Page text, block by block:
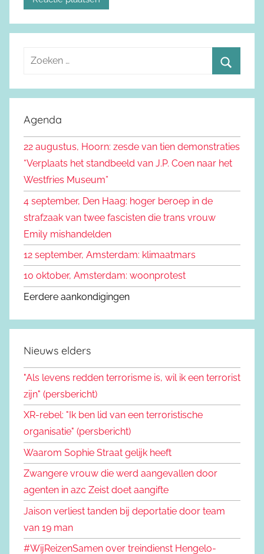
e
e
n
r
:
o
e
n
Agenda
22 augustus, Hoorn: zesde van tien demonstraties
“Verplaats het standbeeld van J.P. Coen naar het
Westfries Museum”
4 september, Den Haag: hoger beroep in de
strafzaak van twee fascisten die trans vrouw
Emily mishandelden
12 september, Amsterdam: klimaatmars
10 oktober, Amsterdam: woonprotest
Eerdere aankondigingen
Nieuws elders
"Als levens redden terrorisme is, wil ik een terrorist
zijn" (persbericht)
XR-rebel: "Ik ben lid van een terroristische
organisatie" (persbericht)
Waarom Sophie Straat gelijk heeft
Zwangere vrouw die werd aangevallen door
agenten in azc Zeist doet aangifte
Jaison verliest tanden bij deportatie door team
van 19 man
#WijReizenSamen over treindienst Hengelo-